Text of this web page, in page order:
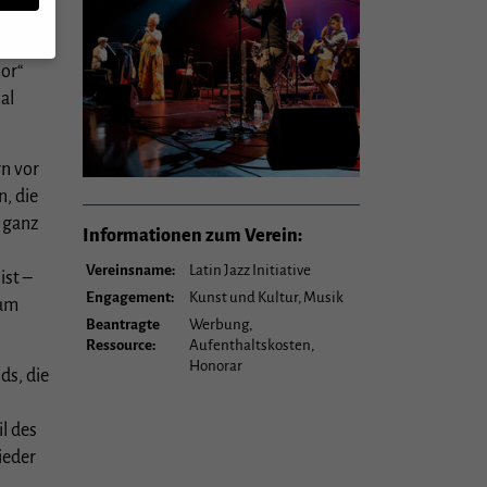
vor
die
–
die
des
Informationen zum Verein:
Vereinsname:
Latin Jazz Initiative
Engagement:
Kunst und Kultur, Musik
Beantragte
Ressource:
Werbung,
Aufenthaltskosten,
Honorar